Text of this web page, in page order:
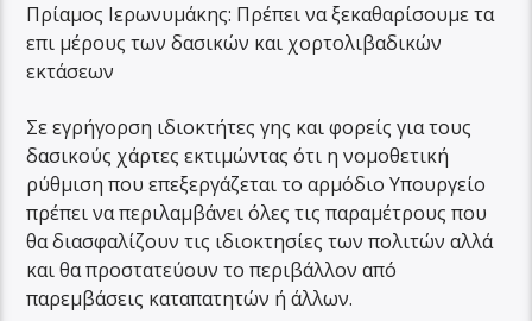
Πρίαμος Ιερωνυμάκης: Πρέπει να ξεκαθαρίσουμε τα
επι μέρους των δασικών και χορτολιβαδικών
εκτάσεων
Σε εγρήγορση ιδιοκτήτες γης και φορείς για τους
δασικούς χάρτες εκτιμώντας ότι η νομοθετική
ρύθμιση που επεξεργάζεται το αρμόδιο Υπουργείο
πρέπει να περιλαμβάνει όλες τις παραμέτρους που
θα διασφαλίζουν τις ιδιοκτησίες των πολιτών αλλά
και θα προστατεύουν το περιβάλλον από
παρεμβάσεις καταπατητών ή άλλων.